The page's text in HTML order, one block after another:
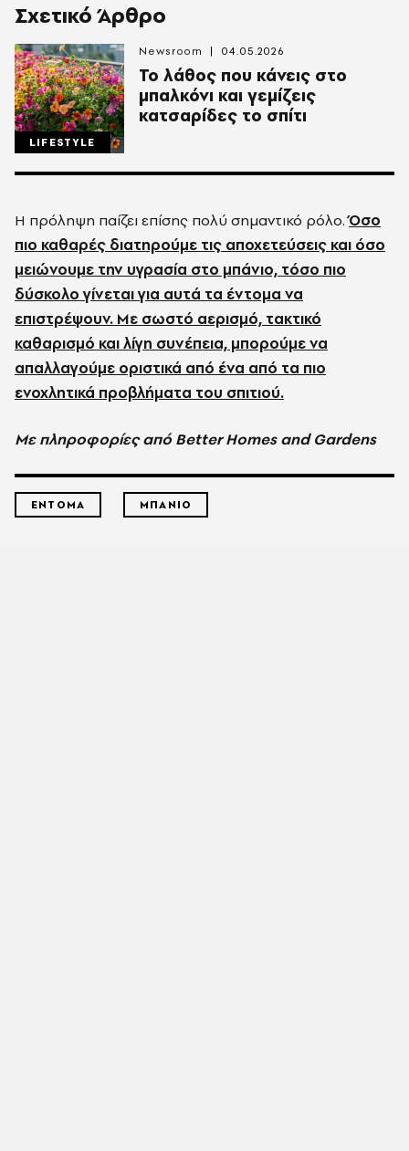
Σχετικό Άρθρο
LIFESTYLE
Το λάθος που κάνεις στο
μπαλκόνι και γεμίζεις
κατσαρίδες το σπίτι
Newsroom 04.05.2026
Η πρόληψη παίζει επίσης πολύ σημαντικό ρόλο.Όσο
πιο καθαρές διατηρούμε τις αποχετεύσεις και όσο
μειώνουμε την υγρασία στο μπάνιο, τόσο πιο
δύσκολο γίνεται για αυτά τα έντομα να
επιστρέψουν. Με σωστό αερισμό, τακτικό
καθαρισμό και λίγη συνέπεια, μπορούμε να
απαλλαγούμε οριστικά από ένα από τα πιο
ενοχλητικά προβλήματα του σπιτιού.
Με πληροφορίες από Better Homes and Gardens
ΕΝΤΟΜΑ ΜΠΑΝΙΟ